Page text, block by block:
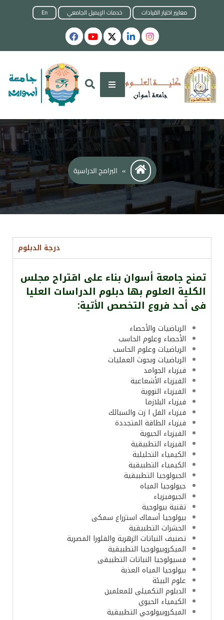
En خدمات الإيميل الجامعي معايير اختيار القيادات
» البرامج الدراسية
درجة الدبلوم
تمنح جامعة أسوان بناء على اقتراح مجلس
الكلية العلوم بها دبلوم الدراسات العليا
فى أحد فروع التخصص الأتية:
الرياضيات والأحصاء
الأحصاء وعلوم الحاسب
الرياضيات وعلوم الحاسب
الرياضيات وبحوث العمليات
فيزياء الجوامد
الفيزياء الأشعاعية
الفيزياء النووية
فيزياء البلازما
فيزياء الفل ا زت والسبائك
فيزياء الطاقة المتجددة
الفيزياء الحيوية
الفيزياء التطبيقية
الكيمياء التحليلية
الكيمياء التطبيقية
الجيولوجيا التطبيقية
جيولوجيا المياه
الجيوفيزياء
تقنية بيولوجية
بيولوجيا أسماك استزراع سمكى
الحشرات التطبيقية
تصنيف النباتات الزهرية والفلورا المصرية
الميكروبيولوجيا التطبيقية
فسيولوجيا النباتات التطبيقى
بيولوجيا المياه العذبة
علوم البيئة
الدبلوم التكميلى للمعلمين
الكيمياء الحيوي
الميكروبيولوجي التطبيقية